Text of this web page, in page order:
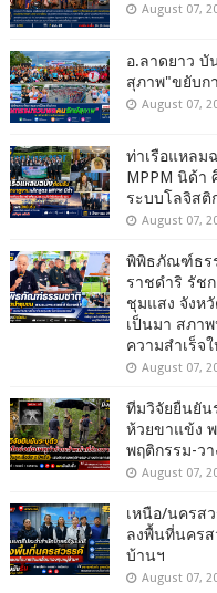
August 07,
อ.ลาดยาว บั
สุภาพ"ขยับก
August 07,
ท่าเรือแหลม
MPPM นิด้า
ระบบโลจิสติ
August 07,
พิพิธภัณฑ์ธร
ราชดำริ รัช
ชุมแสง จังหวั
เป็นมา สภา
ความสำเร็
August 07,
ทีมวิจัยยืนยัน
ห้วยขาแข้ง พ
พฤติกรรม-ว
August 07,
เหนือ/นครส
ลงพื้นที่นคร
บ้านฯ
August 07,